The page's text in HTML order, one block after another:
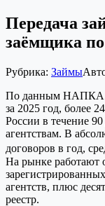
Передача
заёмщика
Рубрика: Займы
По данным НАПКА
за 2025 год, более
России в течение
агентствам. В
договоров в год,
На рынке работают
агентств, плюс
реестр.